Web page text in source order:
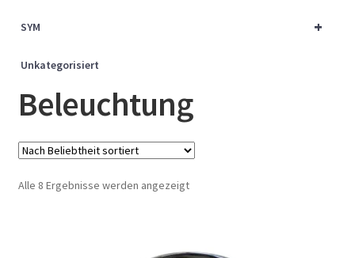
+
SYM
Unkategorisiert
Beleuchtung
Alle 8 Ergebnisse werden angezeigtNach